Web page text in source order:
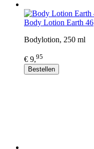
Body Lotion Earth 46
Bodylotion, 250 ml
€ 9,95
Bestellen